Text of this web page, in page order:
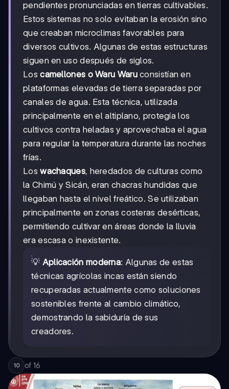
pendientes pronunciadas en tierras cultivables.
Estos sistemas no solo evitaban la erosión sino
que creaban microclimas favorables para
diversos cultivos. Algunas de estas estructuras
siguen en uso después de siglos.
Loscamellones o Waru Waruconsistían en
plataformas elevadas de tierra separadas por
canales de agua. Esta técnica, utilizada
principalmente en el altiplano, protegía los
cultivos contra heladas y aprovechaba el agua
para regular la temperatura durante las noches
frías.
Loswachaques, heredados de culturas como
la Chimú y Sicán, eran chacras hundidas que
llegaban hasta el nivel freático. Se utilizaban
principalmente en zonas costeras desérticas,
permitiendo cultivar en áreas donde la lluvia
era escasa o inexistente.
💡 Aplicación moderna: Algunas de estas
técnicas agrícolas incas están siendo
recuperadas actualmente como soluciones
sostenibles frente al cambio climático,
demostrando la sabiduría de sus
creadores.
10 of 16